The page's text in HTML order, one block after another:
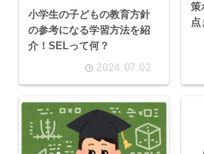
小学生の子どもの教育方針
の参考になる学習方法を紹
介！SELって何？
2024.07.02
策
点